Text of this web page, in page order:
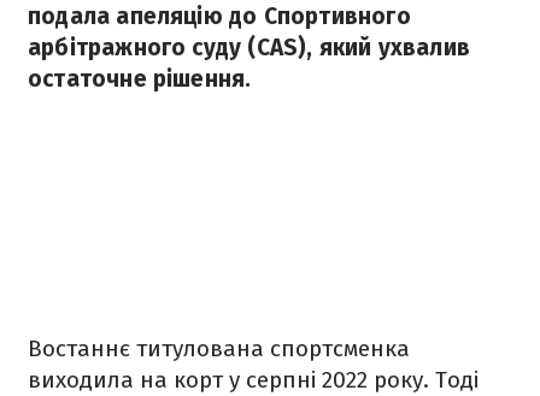
подала апеляцію до Спортивного
арбітражного суду (CAS), який ухвалив
остаточне рішення.
Востаннє титулована спортсменка
виходила на корт у серпні 2022 року. Тоді